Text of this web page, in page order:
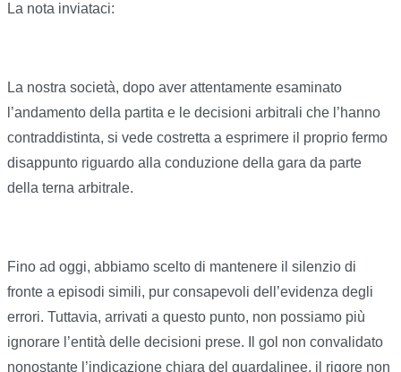
La nota inviataci:
La nostra società, dopo aver attentamente esaminato
l’andamento della partita e le decisioni arbitrali che l’hanno
contraddistinta, si vede costretta a esprimere il proprio fermo
disappunto riguardo alla conduzione della gara da parte
della terna arbitrale.
Fino ad oggi, abbiamo scelto di mantenere il silenzio di
fronte a episodi simili, pur consapevoli dell’evidenza degli
errori. Tuttavia, arrivati a questo punto, non possiamo più
ignorare l’entità delle decisioni prese. Il gol non convalidato
nonostante l’indicazione chiara del guardalinee, il rigore non